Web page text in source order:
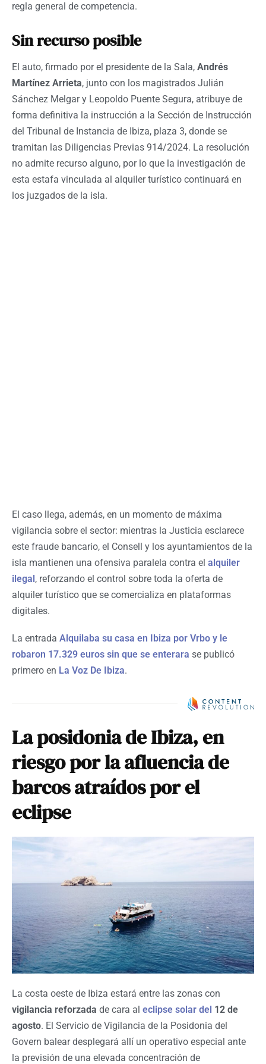
regla general de competencia.
Sin recurso posible
El auto, firmado por el presidente de la Sala, Andrés
Martínez Arrieta, junto con los magistrados Julián
Sánchez Melgar y Leopoldo Puente Segura, atribuye de
forma definitiva la instrucción a la Sección de Instrucción
del Tribunal de Instancia de Ibiza, plaza 3, donde se
tramitan las Diligencias Previas 914/2024. La resolución
no admite recurso alguno, por lo que la investigación de
esta estafa vinculada al alquiler turístico continuará en
los juzgados de la isla.
El caso llega, además, en un momento de máxima
vigilancia sobre el sector: mientras la Justicia esclarece
este fraude bancario, el Consell y los ayuntamientos de la
isla mantienen una ofensiva paralela contra el alquiler
ilegal , reforzando el control sobre toda la oferta de
alquiler turístico que se comercializa en plataformas
digitales.
La entrada Alquilaba su casa en Ibiza por Vrbo y le
robaron 17.329 euros sin que se enterara se publicó
primero en La Voz De Ibiza.
La posidonia de Ibiza, en
riesgo por la afluencia de
barcos atraídos por el
eclipse
La costa oeste de Ibiza estará entre las zonas con
vigilancia reforzada de cara al eclipse solar del 12 de
agosto. El Servicio de Vigilancia de la Posidonia del
Govern balear desplegará allí un operativo especial ante
la previsión de una elevada concentración de